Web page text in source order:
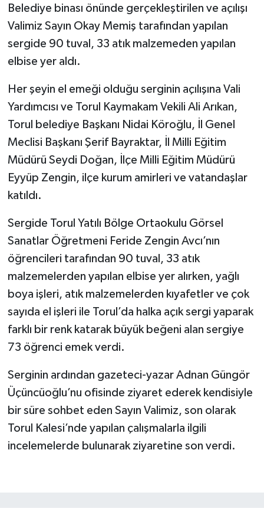
Belediye binası önünde gerçekleştirilen ve açılışı
Valimiz Sayın Okay Memiş tarafından yapılan
sergide 90 tuval, 33 atık malzemeden yapılan
elbise yer aldı.
Her şeyin el emeği olduğu serginin açılışına Vali
Yardımcısı ve Torul Kaymakam Vekili Ali Arıkan,
Torul belediye Başkanı Nidai Köroğlu, İl Genel
Meclisi Başkanı Şerif Bayraktar, İl Milli Eğitim
Müdürü Seydi Doğan, İlçe Milli Eğitim Müdürü
Eyyüp Zengin, ilçe kurum amirleri ve vatandaşlar
katıldı.
Sergide Torul Yatılı Bölge Ortaokulu Görsel
Sanatlar Öğretmeni Feride Zengin Avcı’nın
öğrencileri tarafından 90 tuval, 33 atık
malzemelerden yapılan elbise yer alırken, yağlı
boya işleri, atık malzemelerden kıyafetler ve çok
sayıda el işleri ile Torul’da halka açık sergi yaparak
farklı bir renk katarak büyük beğeni alan sergiye
73 öğrenci emek verdi.
Serginin ardından gazeteci-yazar Adnan Güngör
Üçüncüoğlu’nu ofisinde ziyaret ederek kendisiyle
bir süre sohbet eden Sayın Valimiz, son olarak
Torul Kalesi’nde yapılan çalışmalarla ilgili
incelemelerde bulunarak ziyaretine son verdi.